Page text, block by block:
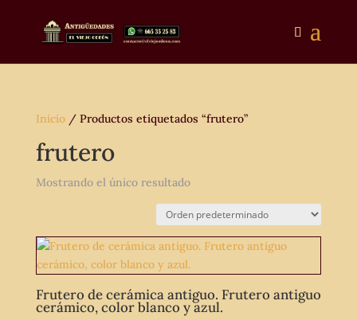
Inicio/ Productos etiquetados “frutero”
frutero
Mostrando el único resultado
Frutero de cerámica antiguo. Frutero antiguo
cerámico, color blanco y azul.